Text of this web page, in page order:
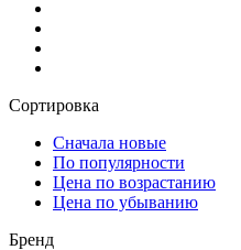
Сортировка
Сначала новые
По популярности
Цена по возрастанию
Цена по убыванию
Бренд